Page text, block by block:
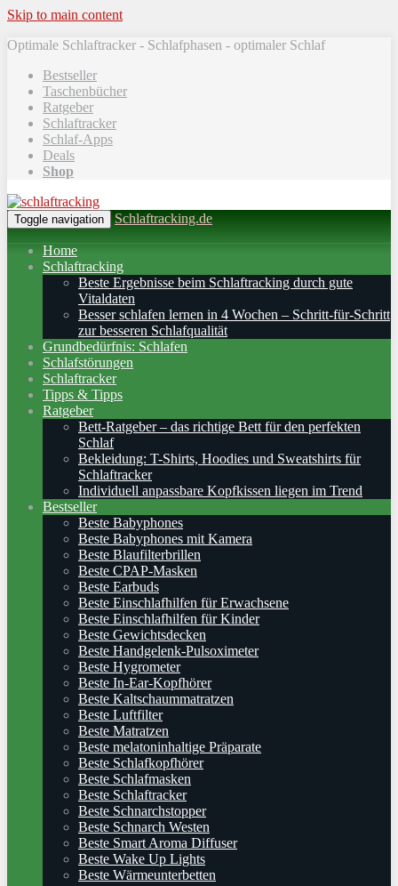
Skip to main content
Optimale Schlaftracker - Schlafphasen - optimaler Schlaf
Bestseller
Taschenbücher
Ratgeber
Schlaftracker
Schlaf-Apps
Deals
Shop
Toggle navigation Schlaftracking.de
Home
Schlaftracking
Beste Ergebnisse beim Schlaftracking durch gute
Vitaldaten
Besser schlafen lernen in 4 Wochen – Schritt‑für‑Schritt
zur besseren Schlafqualität
Grundbedürfnis: Schlafen
Schlafstörungen
Schlaftracker
Tipps & Tipps
Ratgeber
Bett-Ratgeber – das richtige Bett für den perfekten
Schlaf
Bekleidung: T-Shirts, Hoodies und Sweatshirts für
Schlaftracker
Individuell anpassbare Kopfkissen liegen im Trend
Bestseller
Beste Babyphones
Beste Babyphones mit Kamera
Beste Blaufilterbrillen
Beste CPAP-Masken
Beste Earbuds
Beste Einschlafhilfen für Erwachsene
Beste Einschlafhilfen für Kinder
Beste Gewichtsdecken
Beste Handgelenk-Pulsoximeter
Beste Hygrometer
Beste In-Ear-Kopfhörer
Beste Kaltschaummatratzen
Beste Luftfilter
Beste Matratzen
Beste melatoninhaltige Präparate
Beste Schlafkopfhörer
Beste Schlafmasken
Beste Schlaftracker
Beste Schnarchstopper
Beste Schnarch Westen
Beste Smart Aroma Diffuser
Beste Wake Up Lights
Beste Wärmeunterbetten